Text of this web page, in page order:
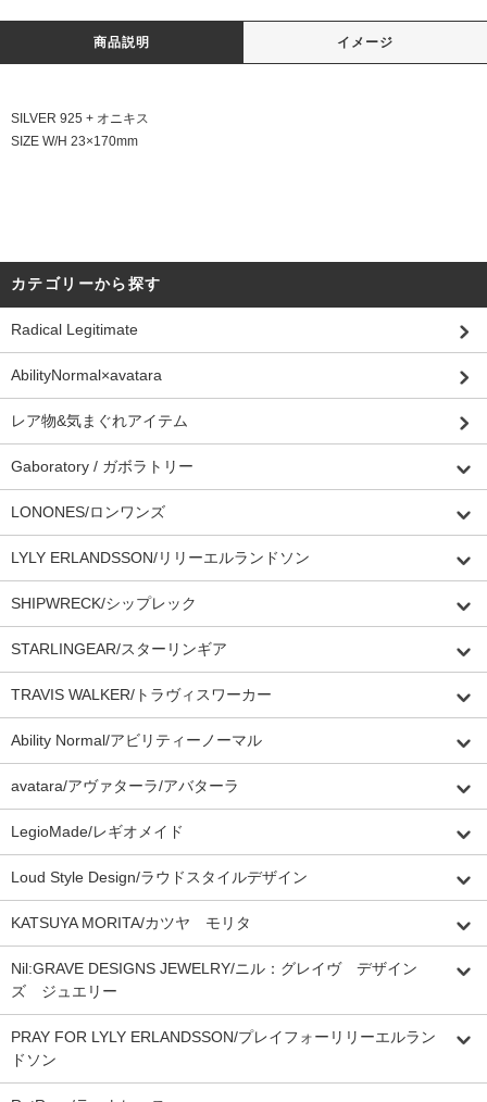
商品説明 イメージ
SILVER 925 + オニキス
SIZE W/H 23×170mm
カテゴリーから探す
Radical Legitimate
AbilityNormal×avatara
レア物&気まぐれアイテム
Gaboratory / ガボラトリー
LONONES/ロンワンズ
LYLY ERLANDSSON/リリーエルランドソン
SHIPWRECK/シップレック
STARLINGEAR/スターリンギア
TRAVIS WALKER/トラヴィスワーカー
Ability Normal/アビリティーノーマル
avatara/アヴァターラ/アバターラ
LegioMade/レギオメイド
Loud Style Design/ラウドスタイルデザイン
KATSUYA MORITA/カツヤ モリタ
Nil:GRAVE DESIGNS JEWELRY/ニル：グレイヴ デザイン
ズ ジュエリー
PRAY FOR LYLY ERLANDSSON/プレイフォーリリーエルラン
ドソン